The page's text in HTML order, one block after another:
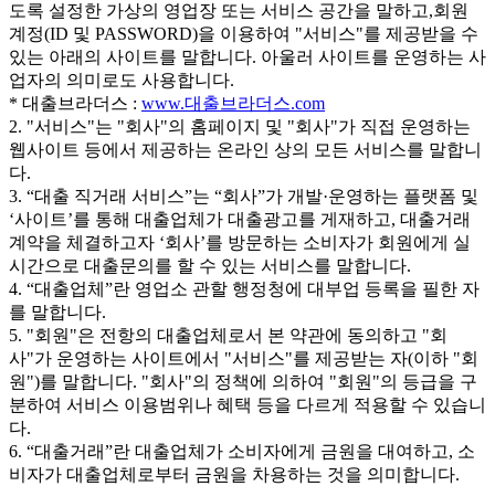
도록 설정한 가상의 영업장 또는 서비스 공간을 말하고,회원
계정(ID 및 PASSWORD)을 이용하여 "서비스"를 제공받을 수
있는 아래의 사이트를 말합니다. 아울러 사이트를 운영하는 사
업자의 의미로도 사용합니다.
* 대출브라더스 : www.대출브라더스.com
2. "서비스"는 "회사"의 홈페이지 및 "회사"가 직접 운영하는
웹사이트 등에서 제공하는 온라인 상의 모든 서비스를 말합니
다.
3. “대출 직거래 서비스”는 “회사”가 개발·운영하는 플랫폼 및
‘사이트’를 통해 대출업체가 대출광고를 게재하고, 대출거래
계약을 체결하고자 ‘회사’를 방문하는 소비자가 회원에게 실
시간으로 대출문의를 할 수 있는 서비스를 말합니다.
4. “대출업체”란 영업소 관할 행정청에 대부업 등록을 필한 자
를 말합니다.
5. "회원"은 전항의 대출업체로서 본 약관에 동의하고 "회
사"가 운영하는 사이트에서 "서비스"를 제공받는 자(이하 "회
원")를 말합니다. "회사"의 정책에 의하여 "회원"의 등급을 구
분하여 서비스 이용범위나 혜택 등을 다르게 적용할 수 있습니
다.
6. “대출거래”란 대출업체가 소비자에게 금원을 대여하고, 소
비자가 대출업체로부터 금원을 차용하는 것을 의미합니다.